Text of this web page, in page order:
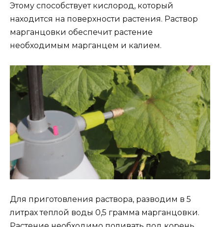
Этому способствует кислород, который
находится на поверхности растения. Раствор
марганцовки обеспечит растение
необходимым марганцем и калием.
Для приготовления раствора, разводим в 5
литрах теплой воды 0,5 грамма марганцовки.